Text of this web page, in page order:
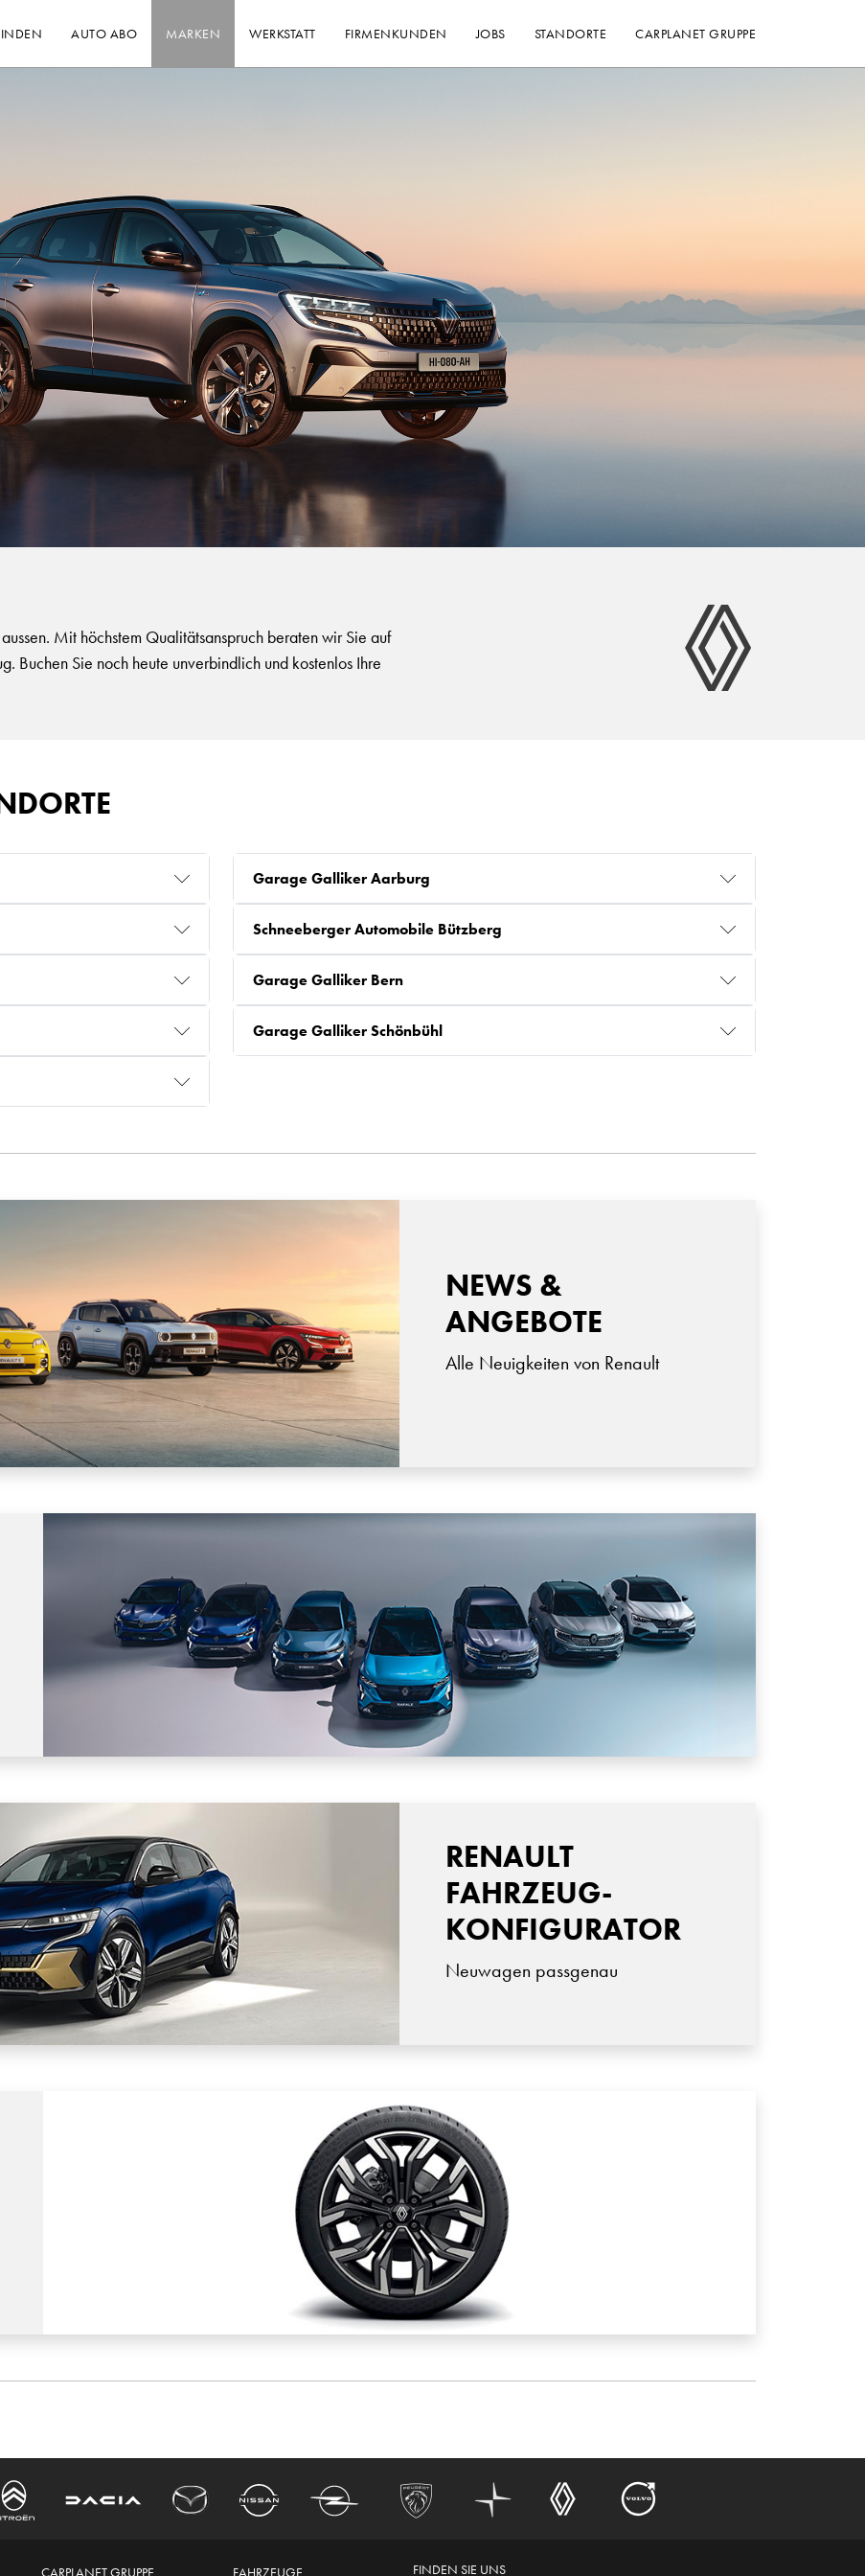
AUTO ABO MARKEN WERKSTATT FIRMENKUNDEN JOBS STANDORTE CARPLANET GRUPPE
Mit höchstem Qualitätsanspruch beraten wir Sie auf
Buchen Sie noch heute unverbindlich und kostenlos Ihre
Garage Galliker Aarburg
Schneeberger Automobile Bützberg
Garage Galliker Bern
Garage Galliker Schönbühl
NEWS &
ANGEBOTE
Alle Neuigkeiten von Renault
RENAULT
FAHRZEUG-
KONFIGURATOR
Neuwagen passgenau
CARPLANET GRUPPE FAHRZEUGE
FINDEN SIE UNS